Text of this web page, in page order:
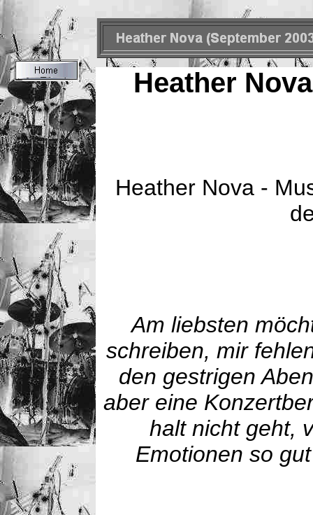
Heather
Heather Nova -
Am liebsten
schreiben, mir
den gestrigen
aber eine
halt nicht geht,
Emotionen so